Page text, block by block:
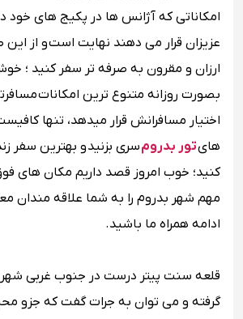
امکاناتی که آژانس ها در پکیج های خود
عزیزان قرار می دهند نهایت است و از این
ارزان و مقرون به صرفه تر سفر کنید ؛
بصورت روزانه متنوع ترین امکانات
اختیار مسافرانش قرار میدهد، تنها
هایتور بدرومسری بزنید و بهترین سفر
کنید؛ خوب امروز قصد داریم مکان های فوق
مهم شهر بدروم را به شما علاقه مندان
ادامه همراه ما باشید.
قلعه سنت پیتر درست در جنوب غربی شهر
گرفته و می توان به جرات گفت که جزو